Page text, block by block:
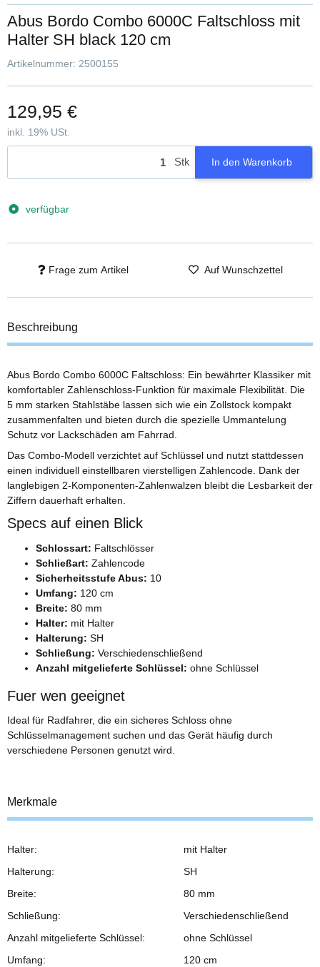
Abus Bordo Combo 6000C Faltschloss mit
Halter SH black 120 cm
Artikelnummer: 2500155
129,95 €
inkl. 19% USt.
Stk In den Warenkorb
verfügbar
Frage zum Artikel Auf Wunschzettel
Beschreibung
Abus Bordo Combo 6000C Faltschloss: Ein bewährter Klassiker mit
komfortabler Zahlenschloss-Funktion für maximale Flexibilität. Die
5 mm starken Stahlstäbe lassen sich wie ein Zollstock kompakt
zusammenfalten und bieten durch die spezielle Ummantelung
Schutz vor Lackschäden am Fahrrad.
Das Combo-Modell verzichtet auf Schlüssel und nutzt stattdessen
einen individuell einstellbaren vierstelligen Zahlencode. Dank der
langlebigen 2-Komponenten-Zahlenwalzen bleibt die Lesbarkeit der
Ziffern dauerhaft erhalten.
Specs auf einen Blick
Schlossart: Faltschlösser
Schließart: Zahlencode
Sicherheitsstufe Abus: 10
Umfang: 120 cm
Breite: 80 mm
Halter: mit Halter
Halterung: SH
Schließung: Verschiedenschließend
Anzahl mitgelieferte Schlüssel: ohne Schlüssel
Fuer wen geeignet
Ideal für Radfahrer, die ein sicheres Schloss ohne
Schlüsselmanagement suchen und das Gerät häufig durch
verschiedene Personen genutzt wird.
Merkmale
Halter:
mit Halter
Halterung:
SH
Breite:
80 mm
Schließung:
Verschiedenschließend
Anzahl mitgelieferte Schlüssel:
ohne Schlüssel
Umfang:
120 cm